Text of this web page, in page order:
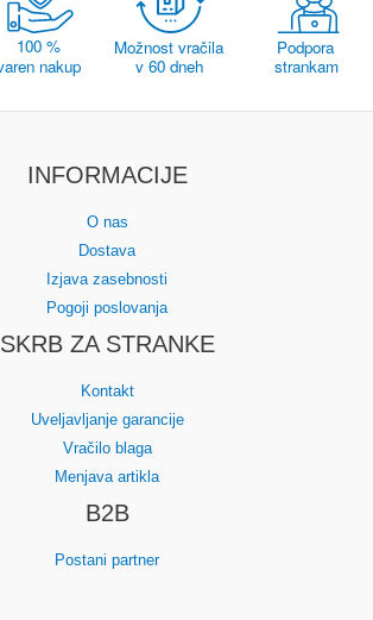
INFORMACIJE
O nas
Dostava
Izjava zasebnosti
Pogoji poslovanja
SKRB ZA STRANKE
Kontakt
Uveljavljanje garancije
Vračilo blaga
Menjava artikla
B2B
Postani partner